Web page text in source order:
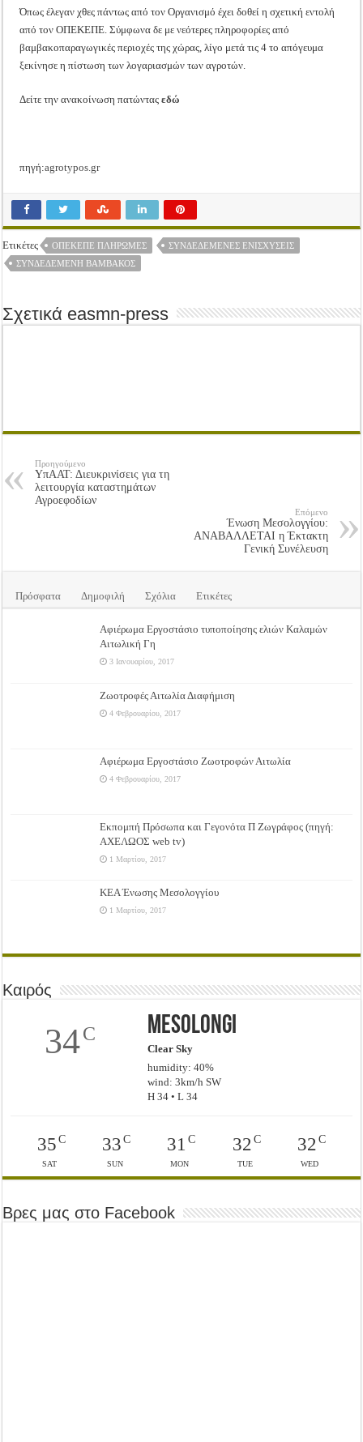
Όπως έλεγαν χθες πάντως από τον Οργανισμό έχει δοθεί η σχετική εντολή
από τον ΟΠΕΚΕΠΕ. Σύμφωνα δε με νεότερες πληροφορίες από
βαμβακοπαραγωγικές περιοχές της χώρας, λίγο μετά τις 4 το απόγευμα
ξεκίνησε η πίστωση των λογαριασμών των αγροτών.
Δείτε την ανακοίνωση πατώνταςεδώ
πηγή:agrotypos.gr
Ετικέτες ΟΠΕΚΕΠΕ ΠΛΗΡΩΜΈΣ
ΣΥΝΔΕΔΕΜΈΝΕΣ ΕΝΙΣΧΎΣΕΙΣ
ΣΥΝΔΕΔΕΜΈΝΗ ΒΆΜΒΑΚΟΣ
Σχετικά easmn-press
Προηγούμενο
ΥπΑΑΤ: Διευκρινίσεις για τη
λειτουργία καταστημάτων
Αγροεφοδίων
Επόμενο
Ένωση Μεσολογγίου:
ΑΝΑΒΑΛΛΕΤΑΙ η Έκτακτη
Γενική Συνέλευση
Πρόσφατα Δημοφιλή Σχόλια Ετικέτες
Αφιέρωμα Εργοστάσιο τυποποίησης ελιών Καλαμών
Αιτωλική Γη
3 Ιανουαρίου, 2017
Ζωοτροφές Αιτωλία Διαφήμιση
4 Φεβρουαρίου, 2017
Αφιέρωμα Εργοστάσιο Ζωοτροφών Αιτωλία
4 Φεβρουαρίου, 2017
Εκπομπή Πρόσωπα και Γεγονότα Π Ζωγράφος (πηγή:
ΑΧΕΛΩΟΣ web tv)
1 Μαρτίου, 2017
ΚΕΑ Ένωσης Μεσολογγίου
1 Μαρτίου, 2017
Καιρός
34C Mesolongi
Clear Sky
humidity: 40%
wind: 3km/h SW
H 34 • L 34
35C
SAT
33C
SUN
31 C
MON
32C
TUE
32C
WED
Βρες μας στο Facebook